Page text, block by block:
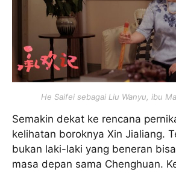
He Saifei sebagai Liu Wanyu, ibu
Semakin dekat ke rencana
kelihatan boroknya Xin Jialiang.
bukan laki-laki yang beneran
masa depan sama Chenghuan.